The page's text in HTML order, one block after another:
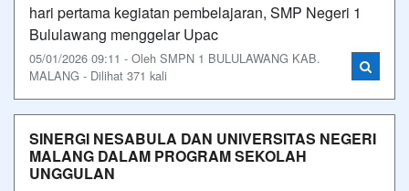
hari pertama kegiatan pembelajaran, SMP Negeri 1
Bululawang menggelar Upac
05/01/2026 09:11 - Oleh SMPN 1 BULULAWANG KAB.
MALANG - Dilihat 371 kali
SINERGI NESABULA DAN UNIVERSITAS NEGERI
MALANG DALAM PROGRAM SEKOLAH
UNGGULAN